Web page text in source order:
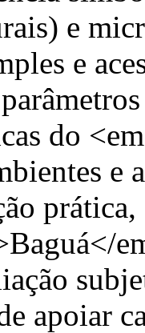
e
e
do
e
prática,
apoiar